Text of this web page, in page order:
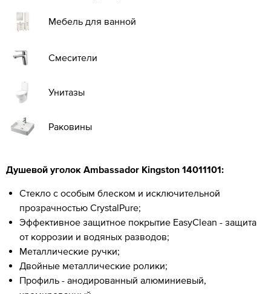
Мебель для ванной
Смесители
Унитазы
Раковины
Душевой уголок Ambassador Kingston 14011101:
Стекло с особым блеском и исключительной
прозрачностью CrystalPure;
Эффективное защитное покрытие EasyClean - защита
от коррозии и водяных разводов;
Металлические ручки;
Двойные металлические ролики;
Профиль - анодированный алюминиевый,